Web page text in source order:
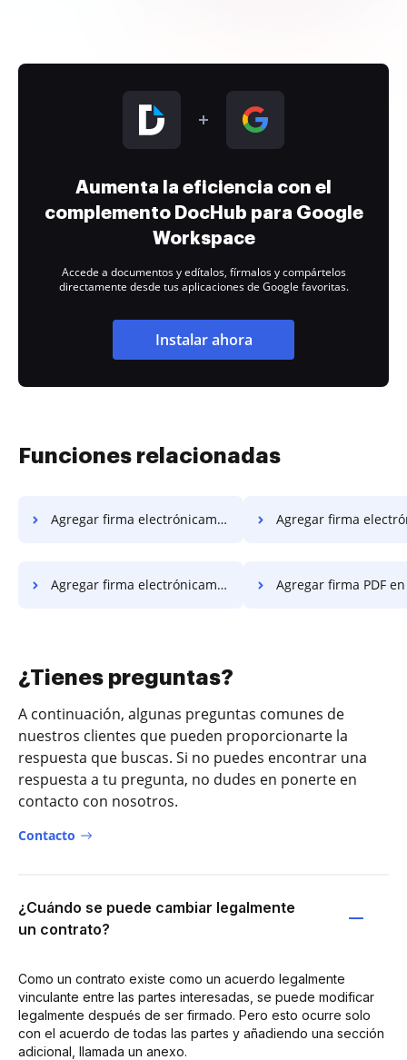
Aumenta la eficiencia con el
complemento DocHub para Google
Workspace
Accede a documentos y edítalos, fírmalos y compártelos
directamente desde tus aplicaciones de Google favoritas.
Instalar ahora
Funciones relacionadas
Agregar firma electrónicamente PDF en Safari Agregar firma electrónicamente PDF en
Agregar firma electrónicamente PDF en Brave Agregar firma PDF en
¿Tienes preguntas?
A continuación, algunas preguntas comunes de
nuestros clientes que pueden proporcionarte la
respuesta que buscas. Si no puedes encontrar una
respuesta a tu pregunta, no dudes en ponerte en
contacto con nosotros.
Contacto
¿Cuándo se puede cambiar legalmente
un contrato?
Como un contrato existe como un acuerdo legalmente
vinculante entre las partes interesadas, se puede modificar
legalmente después de ser firmado. Pero esto ocurre solo
con el acuerdo de todas las partes y añadiendo una sección
adicional, llamada un anexo.